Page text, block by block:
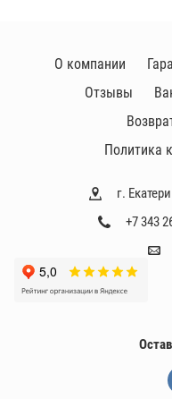
г.
+7 343
О компании
Отзывы
Политика